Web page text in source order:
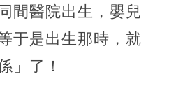
間醫院出生，嬰兒
于是出生那時，就
」了！